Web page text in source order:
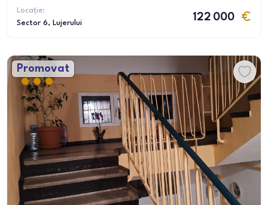
Locație:
Sector 6, Lujerului
122 000
Promovat